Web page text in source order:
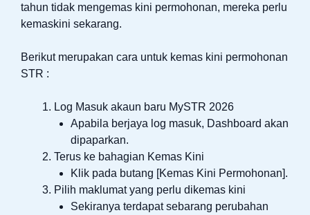
tahun tidak mengemas kini permohonan, mereka perlu
kemaskini sekarang.
Berikut merupakan cara untuk kemas kini permohonan
STR :
Log Masuk akaun baru MySTR 2026
Apabila berjaya log masuk, Dashboard akan
dipaparkan.
Terus ke bahagian Kemas Kini
Klik pada butang [Kemas Kini Permohonan].
Pilih maklumat yang perlu dikemas kini
Sekiranya terdapat sebarang perubahan